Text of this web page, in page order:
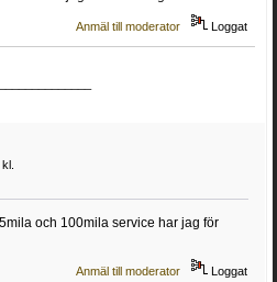
Anmäl till moderator Loggat
och 100mila service har jag för
Anmäl till moderator Loggat